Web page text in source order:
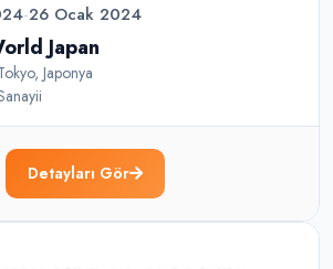
-26 Ocak 2024
Japan
, Japonya
Detayları Gör